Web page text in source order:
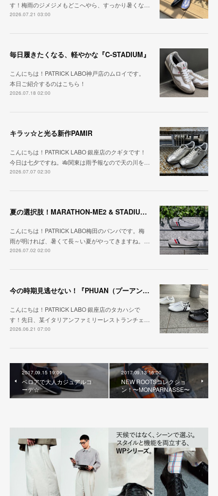
す！梅雨のジメジメもどこへやら、すっかり暑くな…
2026.07.21 03:00
毎日履きたくなる、軽やかな『C-STADIUM』
こんにちは！PATRICK LABO神戸店のムロイです。
本日ご紹介するのはこちら！
2026.07.18 02:00
キラッ☆と光る新作PAMIR
こんにちは！PATRICK LABO 銀座店のクギタです！
今日は七夕ですね。🎋関東は雨予報なので天の川を…
2026.07.07 02:30
夏の選択肢！MARATHON-ME2 & STADIUM-ME2
こんにちは！PATRICK LABO梅田のバンバです。梅
雨が明ければ、暑くて長～い夏がやってきますね。…
2026.07.02 02:00
今の時期見逃せない！『PHUAN（プーアン）』
こんにちは！PATRICK LABO 銀座店のタカハシで
す！先日、某イタリアンファミリーレストランチェ…
2026.06.21 07:00
2017.09.15 19:00
ベロアで大人カジュアルコ
ーデ☆
2017.09.13 16:00
NEW ROOTSコレクショ
ン！〜MONPARNASSE〜